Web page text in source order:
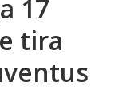
17
tira